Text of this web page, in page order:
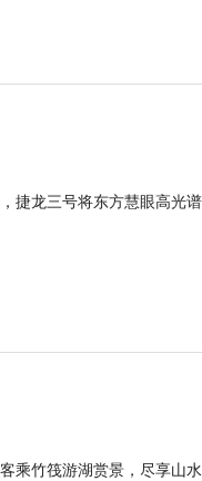
捷龙三号将东方慧眼高光
乘竹筏游湖赏景，尽享山